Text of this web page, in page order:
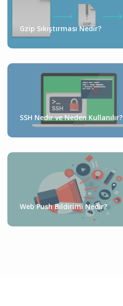
Gzip Sıkıştırması Nedir?
SSH Nedir ve Neden Kullanılır?
Web Push Bildirimi Nedir?